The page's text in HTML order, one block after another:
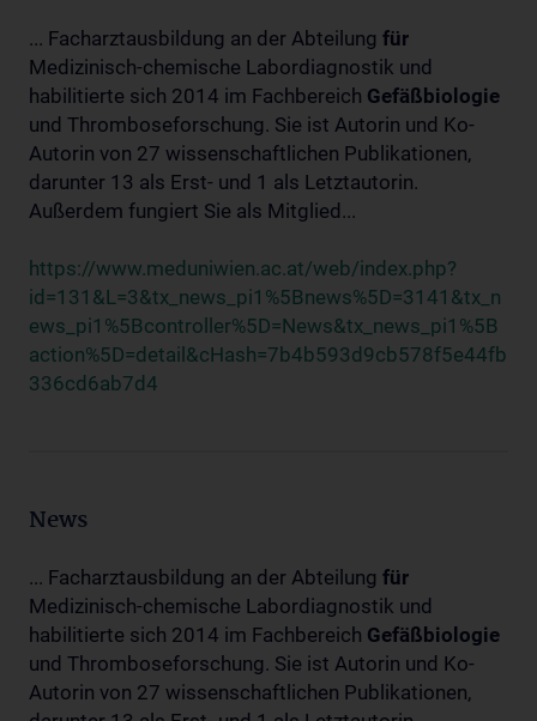
... Facharztausbildung an der Abteilung für
Medizinisch-chemische Labordiagnostik und
habilitierte sich 2014 im Fachbereich Gefäßbiologie
und Thromboseforschung. Sie ist Autorin und Ko-
Autorin von 27 wissenschaftlichen Publikationen,
darunter 13 als Erst- und 1 als Letztautorin.
Außerdem fungiert Sie als Mitglied...
https://www.meduniwien.ac.at/web/index.php?
id=131&L=3&tx_news_pi1%5Bnews%5D=3141&tx_n
ews_pi1%5Bcontroller%5D=News&tx_news_pi1%5B
action%5D=detail&cHash=7b4b593d9cb578f5e44fb
336cd6ab7d4
News
... Facharztausbildung an der Abteilung für
Medizinisch-chemische Labordiagnostik und
habilitierte sich 2014 im Fachbereich Gefäßbiologie
und Thromboseforschung. Sie ist Autorin und Ko-
Autorin von 27 wissenschaftlichen Publikationen,